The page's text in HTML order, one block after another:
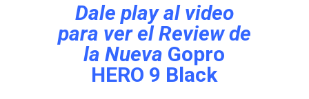
Dale play al video
para ver el Review de
la Nueva Gopro
HERO 9 Black